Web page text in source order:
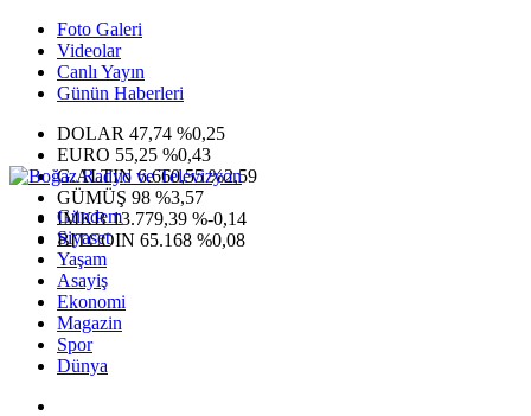
Foto Galeri
Videolar
Canlı Yayın
Günün Haberleri
DOLAR 47,74 %0,25
EURO 55,25 %0,43
G.ALTIN6.660,55 %2,59
GÜMÜŞ 98 %3,57
IMKB13.779,39 %-0,14
BITCOIN 65.168 %0,08
Gündem
Siyaset
Yaşam
Asayiş
Ekonomi
Magazin
Spor
Dünya